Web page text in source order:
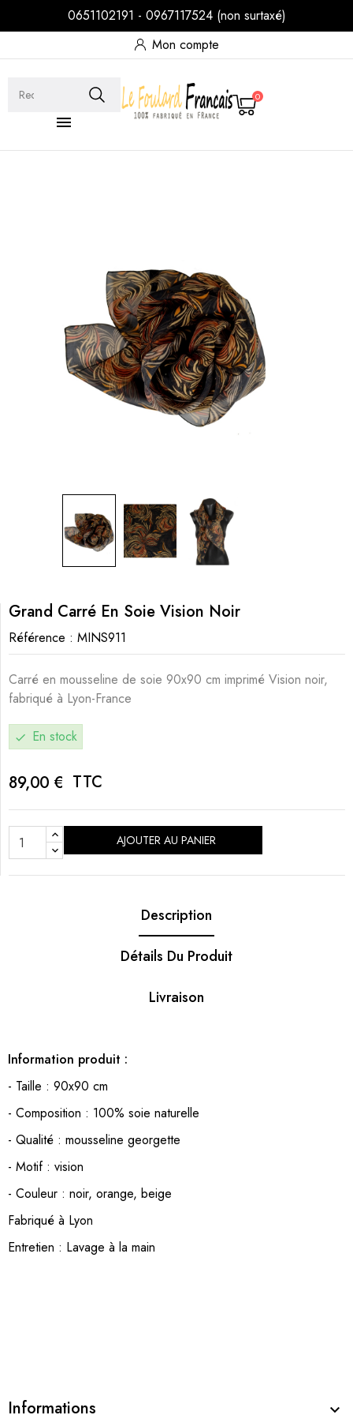
0651102191 - 0967117524 (non surtaxé)
Mon compte

0
Grand Carré En Soie Vision Noir
Référence : MINS911
Carré en mousseline de soie 90x90 cm imprimé Vision noir,
fabriqué à Lyon-France
check En stock
89,00 € TTC
AJOUTER AU PANIER
Description
Détails Du Produit
Livraison
Information produit :
- Taille : 90x90 cm
- Composition : 100% soie naturelle
- Qualité : mousseline georgette
- Motif : vision
- Couleur : noir, orange, beige
Fabriqué à Lyon
Entretien : Lavage à la main
Informations 